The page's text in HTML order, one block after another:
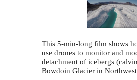
This 5-min-long film shows
use drones to monitor and
detachment of icebergs
Bowdoin Glacier in